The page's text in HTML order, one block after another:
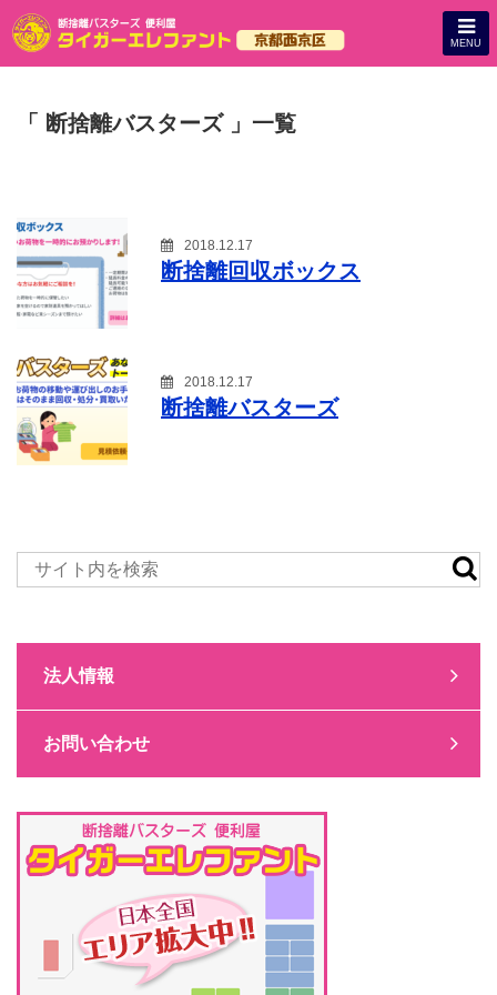
MENU
「 断捨離バスターズ 」一覧
2018.12.17
断捨離回収ボックス
2018.12.17
断捨離バスターズ
法人情報
お問い合わせ